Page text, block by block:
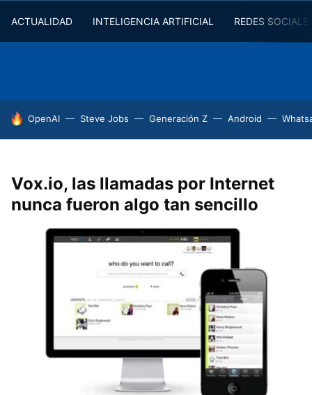
ACTUALIDAD INTELIGENCIA ARTIFICIAL REDES
HOY SE HABLA DE
OpenAI Steve Jobs Generación Z Android
Vox.io, las llamadas por Internet
nunca fueron algo tan sencillo